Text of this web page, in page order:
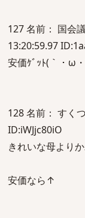
127 名前： 国会
13:20:59.97
安価ｹﾞｯﾄ(｀・ω
128 名前： すく
ID:iWJjc80iO
きれいな母より
安価なら↑